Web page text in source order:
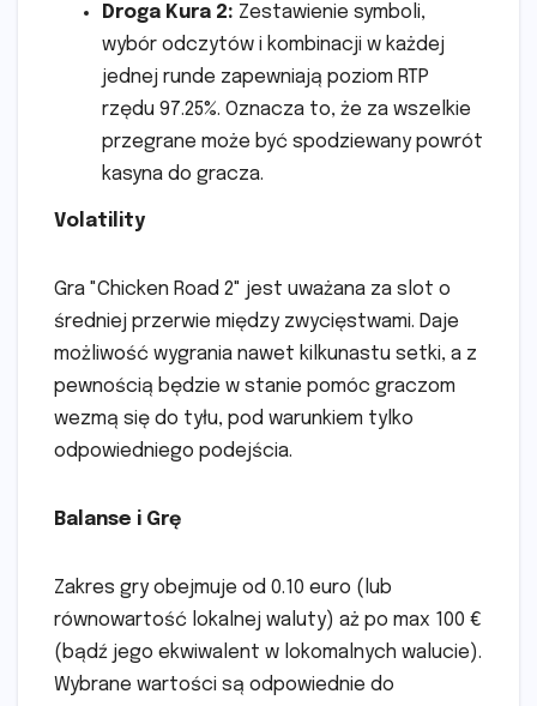
Droga Kura 2: Zestawienie symboli,
wybór odczytów i kombinacji w każdej
jednej runde zapewniają poziom RTP
rzędu 97.25%. Oznacza to, że za wszelkie
przegrane może być spodziewany powrót
kasyna do gracza.
Volatility
Gra "Chicken Road 2" jest uważana za slot o
średniej przerwie między zwycięstwami. Daje
możliwość wygrania nawet kilkunastu setki, a z
pewnością będzie w stanie pomóc graczom
wezmą się do tyłu, pod warunkiem tylko
odpowiedniego podejścia.
Balanse i Grę
Zakres gry obejmuje od 0.10 euro (lub
równowartość lokalnej waluty) aż po max 100 €
(bądź jego ekwiwalent w lokomalnych walucie).
Wybrane wartości są odpowiednie do